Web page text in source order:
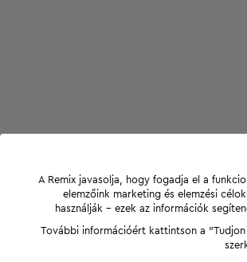
A Remix javasolja, hogy fogadja el a
elemzőink marketing és elemzési
használják - ezek az információk
További információért kattintson a